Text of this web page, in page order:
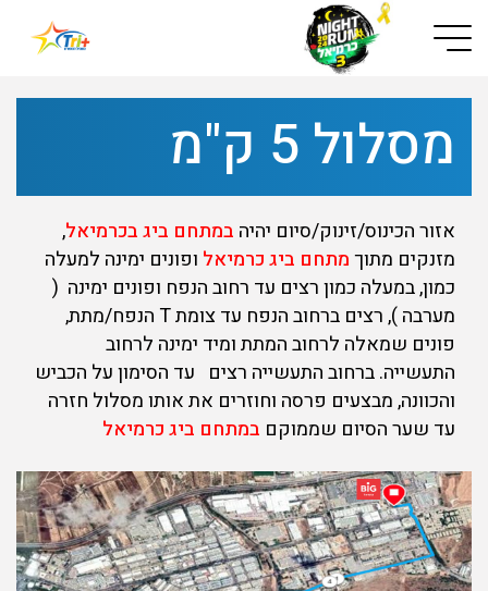
Button used only for devices with a small screen
מסלול 5 ק"מ
אזור הכינוס/זינוק/סיום יהיה במתחם ביג בכרמיאל,
מזנקים מתוךמתחם ביג כרמיאל ופונים ימינה למעלה
כמון, במעלה כמון רצים עד רחוב הנפח ופונים ימינה (
מערבה ), רצים ברחוב הנפח עד צומת T הנפח/מתת,
פונים שמאלה לרחוב המתת ומיד ימינה לרחוב
התעשייה. ברחוב התעשייה רצים עד הסימון על הכביש
והכוונה, מבצעים פרסה וחוזרים את אותו מסלול חזרה
עד שער הסיום שממוקם במתחם ביג כרמיאל